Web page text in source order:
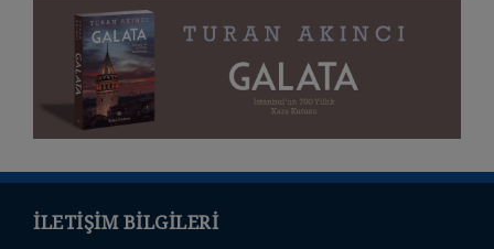
İLETIŞIM BILGILERI